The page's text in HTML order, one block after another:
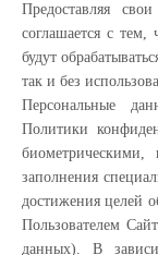
Предоставляя
соглашается с тем,
будут
так и без
Персональные
Политики
биометрическими,
заполнения
достижения целей
Пользователем
данных). В